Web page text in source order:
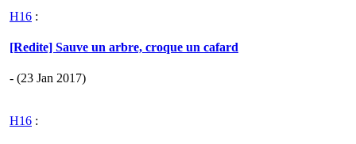
H16 :
[Redite] Sauve un arbre, croque un cafard
- (23 Jan 2017)
H16 :